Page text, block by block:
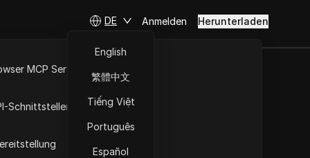
MCP Server
Schnittstellen
DE
English
繁體中文
Tiếng Việt
Português
Español
Anmelden Herunterladen
Link